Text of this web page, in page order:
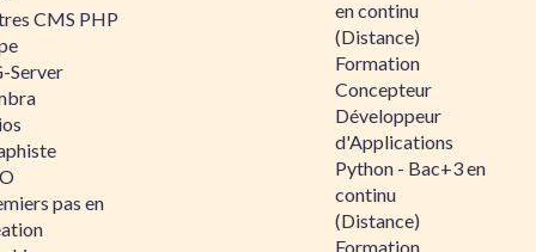
CMS PHP
Server
pas en
en continu
(Distance)
Formation
Concepteur
Développeur
d'Applications
Python - Bac+3 en
continu
(Distance)
Formation